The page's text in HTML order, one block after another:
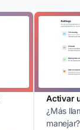
Activar
¿Más